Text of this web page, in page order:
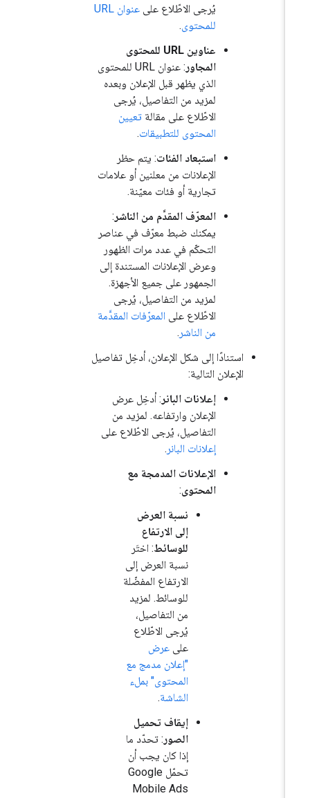
يُرجى الاطّلاع على
عنوان URL
للمحتوى.
عناوين URL للمحتوى
المجاور
: عنوان URL للمحتوى
الذي يظهر قبل الإعلان وبعده
لمزيد من التفاصيل، يُرجى
الاطّلاع على مقالةتعيين
المحتوى للتطبيقات.
استبعاد الفئات: يتم حظر
الإعلانات من معلنين أو علامات
تجارية أو فئات معيّنة.
المعرّف المقدَّم من الناشر:
يمكنك ضبط معرّف في عناصر
التحكّم في عدد مرات الظهور
وعرض الإعلانات المستندة إلى
الجمهور على جميع الأجهزة.
لمزيد من التفاصيل، يُرجى
الاطّلاع علىالمعرّفات المقدَّمة
من الناشر.
استنادًا إلى شكل الإعلان، أدخِل تفاصيل
الإعلان التالية:
إعلانات البانر: أدخِل عرض
الإعلان وارتفاعه. لمزيد من
التفاصيل، يُرجى الاطّلاع على
إعلانات البانر.
الإعلانات المدمجة مع
المحتوى:
نسبة العرض
إلى الارتفاع
للوسائط: اختَر
نسبة العرض إلى
الارتفاع المفضّلة
للوسائط. لمزيد
من التفاصيل،
يُرجى الاطّلاع
علىعرض
"إعلان مدمج مع
المحتوى" بملء
الشاشة.
إيقاف تحميل
الصور: تحدّد ما
إذا كان يجب أن
تحمّلGoogle
Mobile Ads